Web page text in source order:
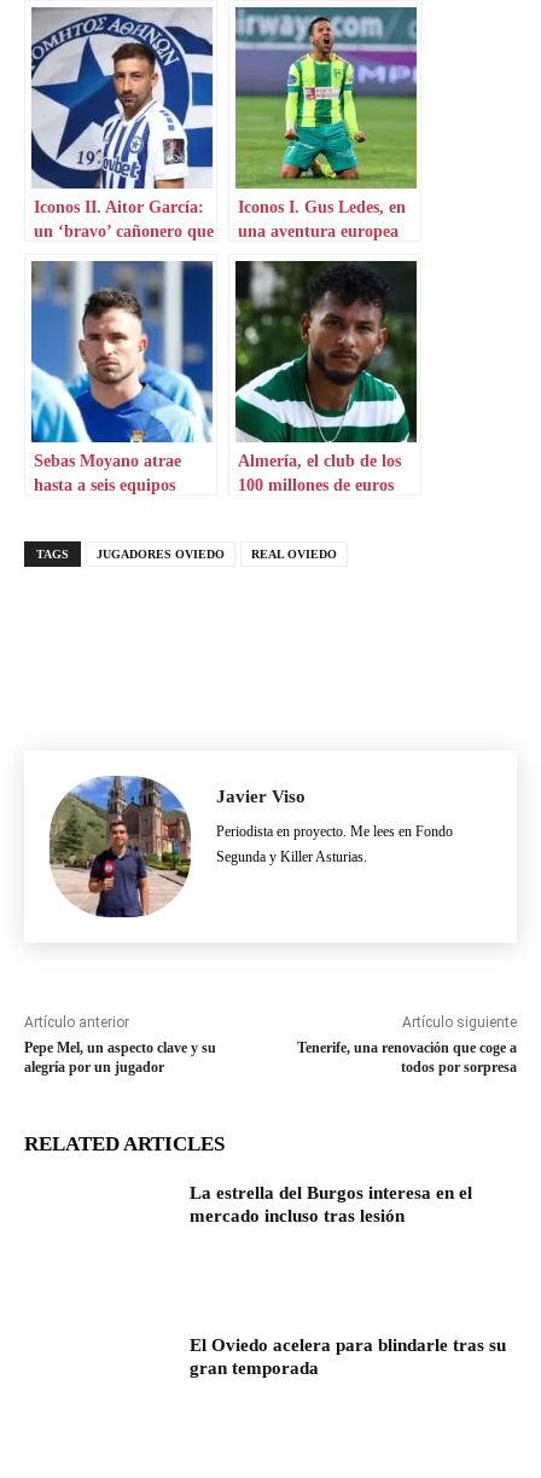
Iconos II. Aitor García:
un ‘bravo’ cañonero que
Iconos I. Gus Ledes, en
una aventura europea
Sebas Moyano atrae
hasta a seis equipos
Almería, el club de los
100 millones de euros
TAGS JUGADORES OVIEDO REAL OVIEDO
Javier Viso
Periodista en proyecto. Me lees en Fondo
Segunda y Killer Asturias.
Artículo anterior
Pepe Mel, un aspecto clave y su
alegría por un jugador
Artículo siguiente
Tenerife, una renovación que coge a
todos por sorpresa
RELATED ARTICLES
La estrella del Burgos interesa en el
mercado incluso tras lesión
El Oviedo acelera para blindarle tras su
gran temporada